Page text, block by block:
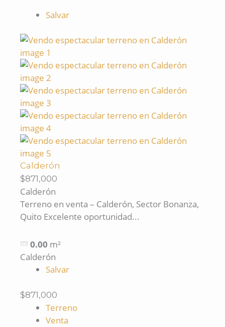
Salvar
Calderón
$871,000
Calderón
Terreno en venta – Calderón, Sector Bonanza,
Quito Excelente oportunidad...
0.00 m²
Calderón
Salvar
$871,000
Terreno
Venta